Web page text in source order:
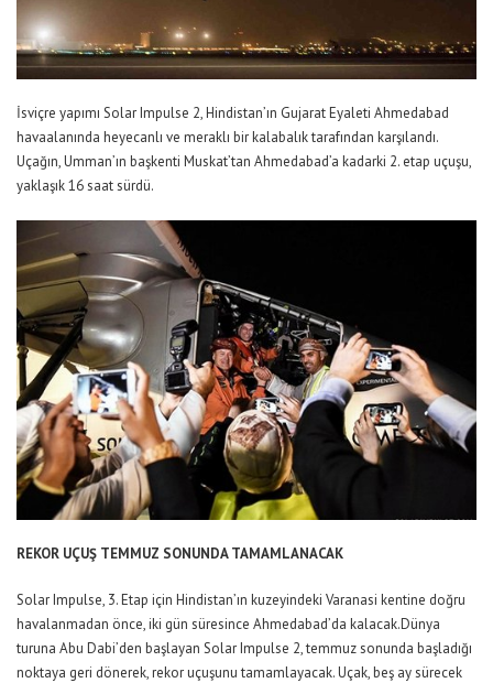
İsviçre yapımı Solar Impulse 2, Hindistan’ın Gujarat Eyaleti Ahmedabad
havaalanında heyecanlı ve meraklı bir kalabalık tarafından karşılandı.
Uçağın, Umman’ın başkenti Muskat’tan Ahmedabad’a kadarki 2. etap uçuşu,
yaklaşık 16 saat sürdü.
REKOR UÇUŞ TEMMUZ SONUNDA TAMAMLANACAK
Solar Impulse, 3. Etap için Hindistan’ın kuzeyindeki Varanasi kentine doğru
havalanmadan önce, iki gün süresince Ahmedabad’da kalacak.Dünya
turuna Abu Dabi’den başlayan Solar Impulse 2, temmuz sonunda başladığı
noktaya geri dönerek, rekor uçuşunu tamamlayacak. Uçak, beş ay sürecek